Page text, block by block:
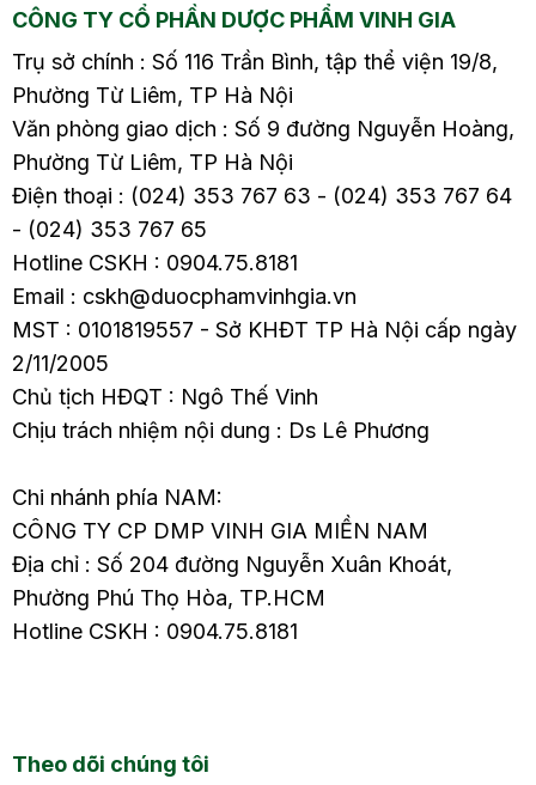
CÔNG TY CỔ PHẦN DƯỢC PHẨM VINH GIA
Trụ sở chính : Số 116 Trần Bình, tập thể viện 19/8,
Phường Từ Liêm, TP Hà Nội
Văn phòng giao dịch : Số 9 đường Nguyễn Hoàng,
Phường Từ Liêm, TP Hà Nội
Điện thoại : (024) 353 767 63 - (024) 353 767 64
- (024) 353 767 65
Hotline CSKH : 0904.75.8181
Email : cskh@duocphamvinhgia.vn
MST : 0101819557 - Sở KHĐT TP Hà Nội cấp ngày
2/11/2005
Chủ tịch HĐQT : Ngô Thế Vinh
Chịu trách nhiệm nội dung : Ds Lê Phương
Chi nhánh phía NAM:
CÔNG TY CP DMP VINH GIA MIỀN NAM
Địa chỉ : Số 204 đường Nguyễn Xuân Khoát,
Phường Phú Thọ Hòa, TP.HCM
Hotline CSKH : 0904.75.8181
Theo dõi chúng tôi